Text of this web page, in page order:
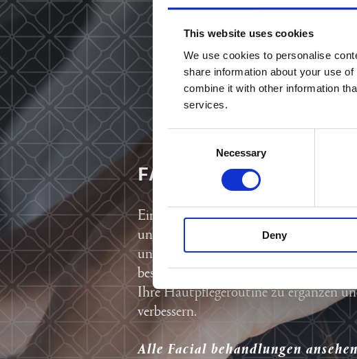
This website uses cookies
We use cookies to personalise
share information about your use
combine it with other information
services.
Necessary
Deny
FACIAL
Ein Gesicht ist das Erste, was uns an
unserer persönlichen Ausstrahlung ist
unser Gesicht ausdrücken, weshalb
besonders wichtig ist.
Ihre Hautpflegeroutine zu ergänzen
verbessern.
Alle Facial behandlungen
ANFAHRT UND KONTAKT